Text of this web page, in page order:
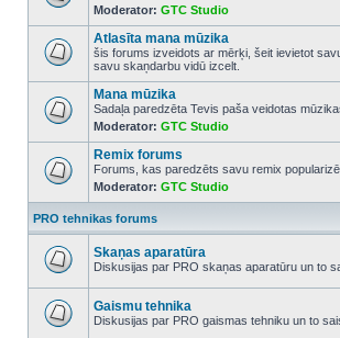
No
unread
posts
Moderator: GTC Studio
No
unread
posts
Atlasīta mana mūzika
šis forums izveidots ar mērķi, šeit ievietot
savu skaņdarbu vidū izcelt.
No
unread
posts
Mana mūzika
Sadaļa paredzēta Tevis paša veidotas
Moderator: GTC Studio
No
unread
posts
Remix forums
Forums, kas paredzēts savu remix
Moderator: GTC Studio
PRO tehnikas forums
unread
posts
Skaņas aparatūra
Diskusijas par PRO skaņas aparatūru un to
Gaismu tehnika
Diskusijas par PRO gaismas tehniku un to